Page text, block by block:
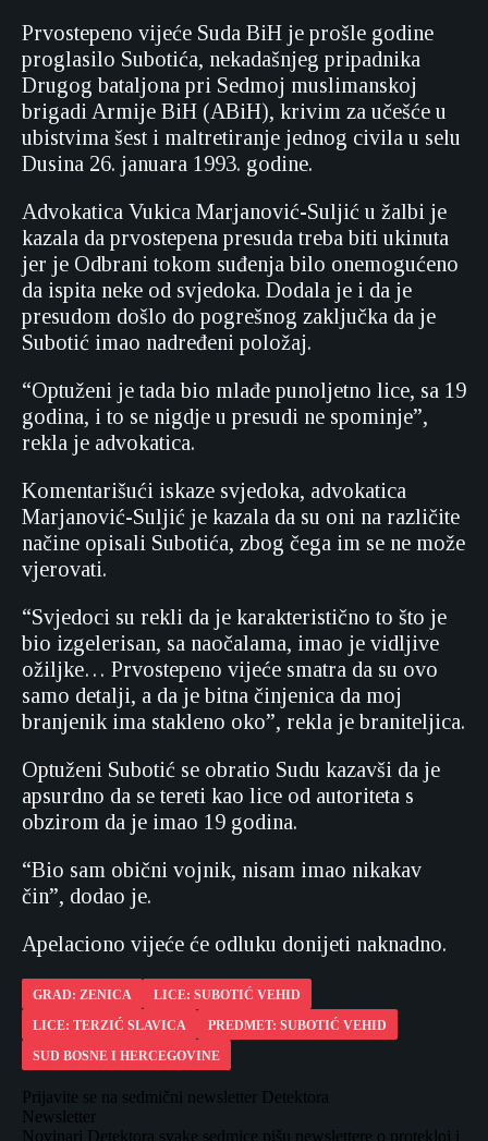
Prvostepeno vijeće Suda BiH je prošle godine
proglasilo Subotića, nekadašnjeg pripadnika
Drugog bataljona pri Sedmoj muslimanskoj
brigadi Armije BiH (ABiH), krivim za učešće u
ubistvima šest i maltretiranje jednog civila u selu
Dusina 26. januara 1993. godine.
Advokatica Vukica Marjanović-Suljić u žalbi je
kazala da prvostepena presuda treba biti ukinuta
jer je Odbrani tokom suđenja bilo onemogućeno
da ispita neke od svjedoka. Dodala je i da je
presudom došlo do pogrešnog zaključka da je
Subotić imao nadređeni položaj.
“Optuženi je tada bio mlađe punoljetno lice, sa 19
godina, i to se nigdje u presudi ne spominje”,
rekla je advokatica.
Komentarišući iskaze svjedoka, advokatica
Marjanović-Suljić je kazala da su oni na različite
načine opisali Subotića, zbog čega im se ne može
vjerovati.
“Svjedoci su rekli da je karakteristično to što je
bio izgelerisan, sa naočalama, imao je vidljive
ožiljke… Prvostepeno vijeće smatra da su ovo
samo detalji, a da je bitna činjenica da moj
branjenik ima stakleno oko”, rekla je braniteljica.
Optuženi Subotić se obratio Sudu kazavši da je
apsurdno da se tereti kao lice od autoriteta s
obzirom da je imao 19 godina.
“Bio sam obični vojnik, nisam imao nikakav
čin”, dodao je.
Apelaciono vijeće će odluku donijeti naknadno.
GRAD: ZENICA
LICE: SUBOTIĆ VEHID
LICE: TERZIĆ SLAVICA
PREDMET: SUBOTIĆ VEHID
SUD BOSNE I HERCEGOVINE
Prijavite se na sedmični newsletter Detektora
Newsletter
Novinari Detektora svake sedmice pišu newslettere o protekloj i